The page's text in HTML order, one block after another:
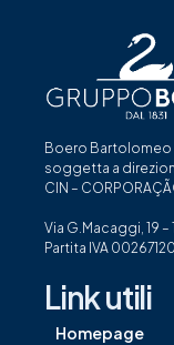
Boero Bartolomeo
soggetta a
CIN –
Via G.Macaggi, 19 –
Partita IVA
Link utili
Homepage